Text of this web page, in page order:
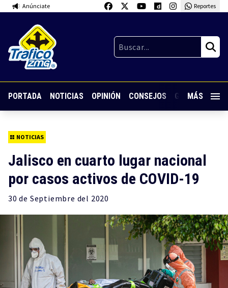
Anúnciate Reportes
PORTADA NOTICIAS OPINIÓN CONSEJOS GUARDIA
MÁS
NOTICIAS
Jalisco en cuarto lugar nacional
por casos activos de COVID-19
30 de Septiembre del 2020